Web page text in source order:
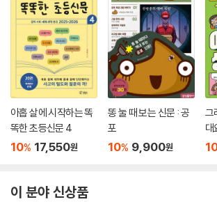
아홉 살에 시작하는 똑
똑한 초등신문 4
10% 17,550원
똥 눌 때 보는 신문 : 공
포
10% 9,900원
그
대
이 분야 신상품